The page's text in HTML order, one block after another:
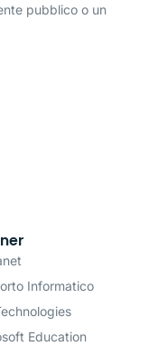
pubblico o un
Informatico
Education